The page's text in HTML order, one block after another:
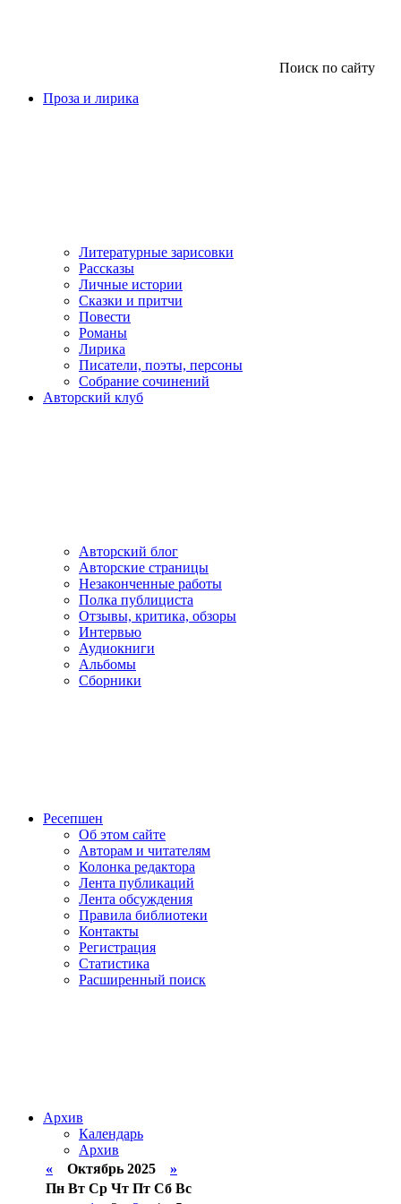
Поиск по сайту
Проза и лирика
Литературные зарисовки
Рассказы
Личные истории
Сказки и притчи
Повести
Романы
Лирика
Писатели, поэты, персоны
Собрание сочинений
Авторский клуб
Авторский блог
Авторские страницы
Незаконченные работы
Полка публициста
Отзывы, критика, обзоры
Интервью
Аудиокниги
Альбомы
Сборники
Ресепшен
Об этом сайте
Авторам и читателям
Колонка редактора
Лента публикаций
Лента обсуждения
Правила библиотеки
Контакты
Регистрация
Статистика
Расширенный поиск
Архив
Календарь
Архив
« Октябрь 2025 »
Пн Вт Ср Чт Пт Сб Вс